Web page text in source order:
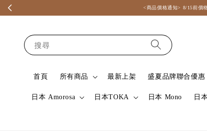
<商品價格通知> 8/15前價
搜尋
首頁 所有商品 最新上架 盛夏品牌聯合優惠
日本 Amorosa 日本TOKA 日本 Mono 日